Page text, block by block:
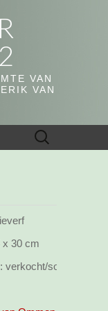
VAN
VAN
Zoeken
naar:
x 30 cm
verkocht/sold